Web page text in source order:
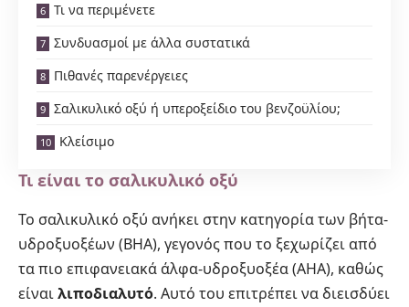
Τι να περιμένετε
Συνδυασμοί με άλλα συστατικά
Πιθανές παρενέργειες
Σαλικυλικό οξύ ή υπεροξείδιο του βενζοϋλίου;
Κλείσιμο
Τι είναι το σαλικυλικό οξύ
Το σαλικυλικό οξύ ανήκει στην κατηγορία των βήτα-
υδροξυοξέων (BHA), γεγονός που το ξεχωρίζει από
τα πιο επιφανειακά άλφα-υδροξυοξέα (AHA), καθώς
είναιλιποδιαλυτό. Αυτό του επιτρέπει να διεισδύει